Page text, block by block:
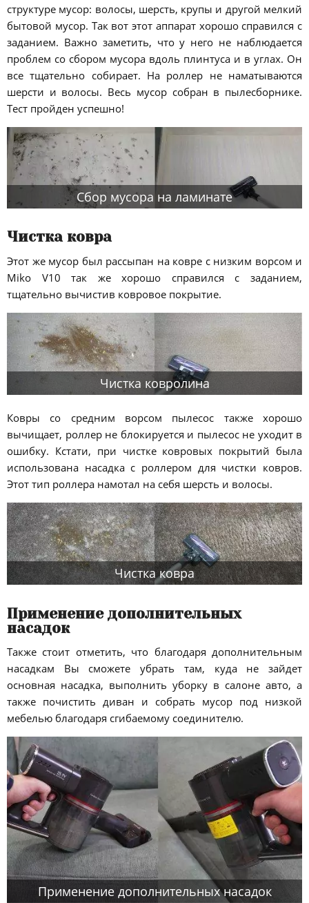
структуре мусор: волосы, шерсть, крупы и другой мелкий
бытовой мусор. Так вот этот аппарат хорошо справился с
заданием. Важно заметить, что у него не наблюдается
проблем со сбором мусора вдоль плинтуса и в углах. Он
все тщательно собирает. На роллер не наматываются
шерсти и волосы. Весь мусор собран в пылесборнике.
Тест пройден успешно!
Сбор мусора на ламинате
Чистка ковра
Этот же мусор был рассыпан на ковре с низким ворсом и
Miko V10 так же хорошо справился с заданием,
тщательно вычистив ковровое покрытие.
Чистка ковролина
Ковры со средним ворсом пылесос также хорошо
вычищает, роллер не блокируется и пылесос не уходит в
ошибку. Кстати, при чистке ковровых покрытий была
использована насадка с роллером для чистки ковров.
Этот тип роллера намотал на себя шерсть и волосы.
Чистка ковра
Применение дополнительных
насадок
Также стоит отметить, что благодаря дополнительным
насадкам Вы сможете убрать там, куда не зайдет
основная насадка, выполнить уборку в салоне авто, а
также почистить диван и собрать мусор под низкой
мебелью благодаря сгибаемому соединителю.
Применение дополнительных насадок